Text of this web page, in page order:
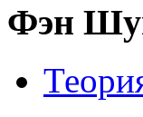
Фэн